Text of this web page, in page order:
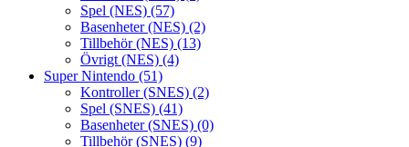
Spel (NES) (57)
Basenheter (NES) (2)
Tillbehör (NES) (13)
Övrigt (NES) (4)
Super Nintendo (51)
Kontroller (SNES) (2)
Spel (SNES) (41)
Basenheter (SNES) (0)
Tillbehör (SNES) (9)